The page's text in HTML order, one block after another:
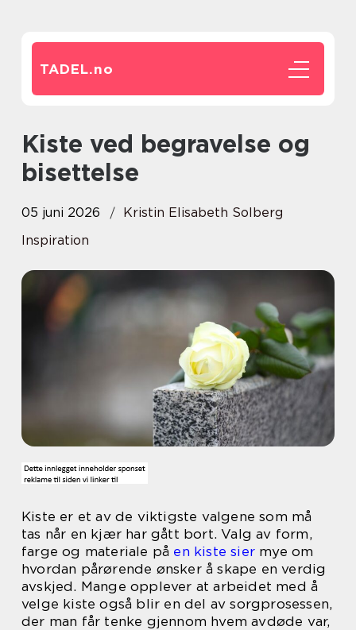
TADEL.no
Kiste ved begravelse og
bisettelse
05 juni 2026
Kristin Elisabeth Solberg
Inspiration
Kiste er et av de viktigste valgene som må
tas når en kjær har gått bort. Valg av form,
farge og materiale på en kiste sier mye om
hvordan pårørende ønsker å skape en verdig
avskjed. Mange opplever at arbeidet med å
velge kiste også blir en del av sorgprosessen,
der man får tenke gjennom hvem avdøde var,